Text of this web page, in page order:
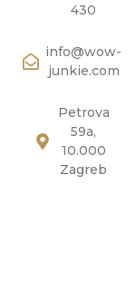
430
info@wow-
junkie.com
Petrova
59a,
10.000
Zagreb